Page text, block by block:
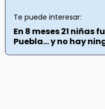
Te puede interesar:
En 8 meses 21 niñas
Puebla… y no hay